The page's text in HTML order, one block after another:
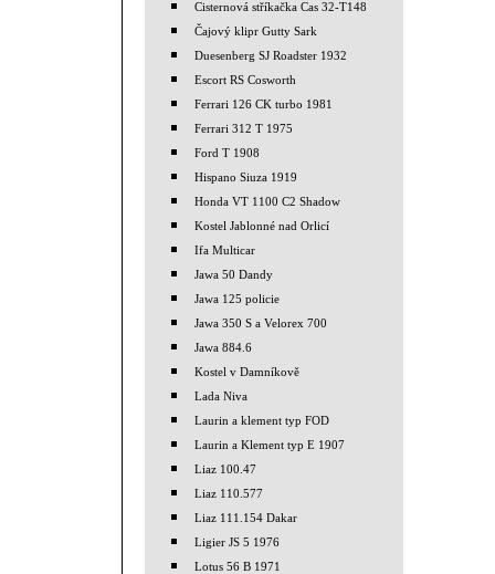
Cisternová stříkačka Cas 32-T148
Čajový klipr Gutty Sark
Duesenberg SJ Roadster 1932
Escort RS Cosworth
Ferrari 126 CK turbo 1981
Ferrari 312 T 1975
Ford T 1908
Hispano Siuza 1919
Honda VT 1100 C2 Shadow
Kostel Jablonné nad Orlicí
Ifa Multicar
Jawa 50 Dandy
Jawa 125 policie
Jawa 350 S a Velorex 700
Jawa 884.6
Kostel v Damníkově
Lada Niva
Laurin a klement typ FOD
Laurin a Klement typ E 1907
Liaz 100.47
Liaz 110.577
Liaz 111.154 Dakar
Ligier JS 5 1976
Lotus 56 B 1971